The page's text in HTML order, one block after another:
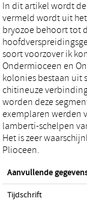
In dit artikel wordt
vermeld wordt uit
bryozoe behoort tot
soort voorzover ik
Ondermioceen en
kolonies bestaan uit
chitineuze
worden deze
exemplaren werden
lamberti-schelpen
Het is zeer
Plioceen.
Aanvullende
Tijdschrift